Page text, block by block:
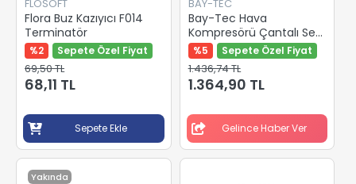
FLOSOFT
Flora Buz Kazıyıcı F014
Terminatör
%2 Sepete Özel Fiyat
69,50 TL
68,11 TL
Sepete Ekle
BAY-TEC
Bay-Tec Hava
Kompresörü Çantalı Set
Mk4900
%5 Sepete Özel Fiyat
1.436,74 TL
1.364,90 TL
Gelince Haber Ver
Yakında